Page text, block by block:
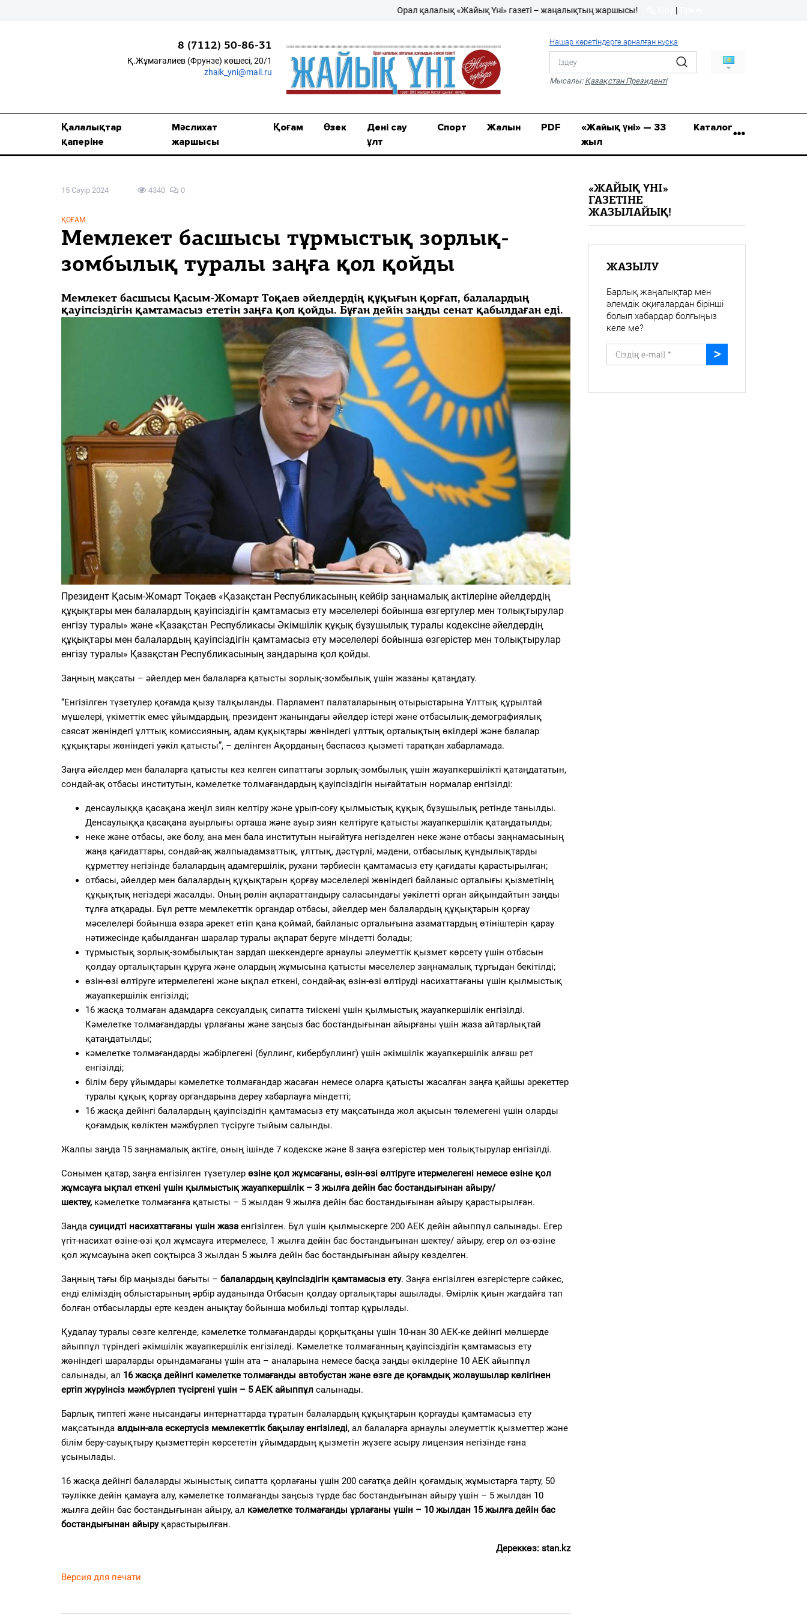
Мәслихат жаршысы
Дені сау ұлт
«Жайық үні» — 33 жыл
8 (7112) 50-86-31
Қ.Жұмағалиев (Фрунзе)
Орал қалалық «Жайық Үні» газеті – жаңалықтың жаршысы! |
8 (7112) 50-86-31
Қ.Жұмағалиев (Фрунзе) көшесі, 20/1
zhaik_yni@mail.ru
Нашар көретіндерге арналған нұсқа
Мысалы: Қазақстан Президенті
Қалалықтар
қаперіне
Мәслихат
жаршысы
Қоғам Өзек
Дені сау
ұлт
Спорт Жалын PDF
«Жайық үні» — 33
жыл
Каталог
15 Сәуір 2024 4340 0
ҚОҒАМ
Мемлекет басшысы тұрмыстық зорлық-
зомбылық туралы заңға қол қойды
Мемлекет басшысы Қасым-Жомарт Тоқаев әйелдердің құқығын қорғап, балалардың
қауіпсіздігін қамтамасыз ететін заңға қол қойды. Бұған дейін заңды сенат қабылдаған еді.
Президент Қасым-Жомарт Тоқаев «Қазақстан Республикасының кейбір заңнамалық актілеріне әйелдердің
құқықтары мен балалардың қауіпсіздігін қамтамасыз ету мәселелері бойынша өзгертулер мен толықтырулар
енгізу туралы» және «Қазақстан Республикасы Әкімшілік құқық бұзушылық туралы кодексіне әйелдердің
құқықтары мен балалардың қауіпсіздігін қамтамасыз ету мәселелері бойынша өзгерістер мен толықтырулар
енгізу туралы» Қазақстан Республикасының заңдарына қол қойды.
Заңның мақсаты – әйелдер мен балаларға қатысты зорлық-зомбылық үшін жазаны қатаңдату.
“Енгізілген түзетулер қоғамда қызу талқыланды. Парламент палаталарының отырыстарына Ұлттық құрылтай
мүшелері, үкіметтік емес ұйымдардың, президент жанындағы әйелдер істері және отбасылық-демографиялық
саясат жөніндегі ұлттық комиссияның, адам құқықтары жөніндегі ұлттық орталықтың өкілдері және балалар
құқықтары жөніндегі уәкіл қатысты”, – делінген Ақорданың баспасөз қызметі таратқан хабарламада.
Заңға әйелдер мен балаларға қатысты кез келген сипаттағы зорлық-зомбылық үшін жауапкершілікті қатаңдататын,
сондай-ақ отбасы институтын, кәмелетке толмағандардың қауіпсіздігін нығайтатын нормалар енгізілді:
денсаулыққа қасақана жеңіл зиян келтіру және ұрып-соғу қылмыстық құқық бұзушылық ретінде танылды.
Денсаулыққа қасақана ауырлығы орташа және ауыр зиян келтіруге қатысты жауапкершілік қатаңдатылды;
неке және отбасы, әке болу, ана мен бала институтын нығайтуға негізделген неке және отбасы заңнамасының
жаңа қағидаттары, сондай-ақ жалпыадамзаттық, ұлттық, дәстүрлі, мәдени, отбасылық құндылықтарды
құрметтеу негізінде балалардың адамгершілік, рухани тәрбиесін қамтамасыз ету қағидаты қарастырылған;
отбасы, әйелдер мен балалардың құқықтарын қорғау мәселелері жөніндегі байланыс орталығы қызметінің
құқықтық негіздері жасалды. Оның рөлін ақпараттандыру саласындағы уәкілетті орган айқындайтын заңды
тұлға атқарады. Бұл ретте мемлекеттік органдар отбасы, әйелдер мен балалардың құқықтарын қорғау
мәселелері бойынша өзара әрекет етіп қана қоймай, байланыс орталығына азаматтардың өтініштерін қарау
нәтижесінде қабылданған шаралар туралы ақпарат беруге міндетті болады;
тұрмыстық зорлық-зомбылықтан зардап шеккендерге арнаулы әлеуметтік қызмет көрсету үшін отбасын
қолдау орталықтарын құруға және олардың жұмысына қатысты мәселелер заңнамалық тұрғыдан бекітілді;
өзін-өзі өлтіруге итермелегені және ықпал еткені, сондай-ақ өзін-өзі өлтіруді насихаттағаны үшін қылмыстық
жауапкершілік енгізілді;
16 жасқа толмаған адамдарға сексуалдық сипатта тиіскені үшін қылмыстық жауапкершілік енгізілді.
Кәмелетке толмағандарды ұрлағаны және заңсыз бас бостандығынан айырғаны үшін жаза айтарлықтай
қатаңдатылды;
кәмелетке толмағандарды жәбірлегені (буллинг, кибербуллинг) үшін әкімшілік жауапкершілік алғаш рет
енгізілді;
білім беру ұйымдары кәмелетке толмағандар жасаған немесе оларға қатысты жасалған заңға қайшы әрекеттер
туралы құқық қорғау органдарына дереу хабарлауға міндетті;
16 жасқа дейінгі балалардың қауіпсіздігін қамтамасыз ету мақсатында жол ақысын төлемегені үшін оларды
қоғамдық көліктен мәжбүрлеп түсіруге тыйым салынды.
Жалпы заңда 15 заңнамалық актіге, оның ішінде 7 кодекске және 8 заңға өзгерістер мен толықтырулар енгізілді.
Сонымен қатар, заңға енгізілген түзетулер өзіне қол жұмсағаны, өзін-өзі өлтіруге итермелегені немесе өзіне қол
жұмсауға ықпал еткені үшін қылмыстық жауапкершілік – 3 жылға дейін бас бостандығынан айыру/
шектеу, кәмелетке толмағанға қатысты – 5 жылдан 9 жылға дейін бас бостандығынан айыру қарастырылған.
Заңда суицидті насихаттағаны үшін жаза енгізілген. Бұл үшін қылмыскерге 200 АЕК дейін айыппұл салынады. Егер
үгіт-насихат өзіне-өзі қол жұмсауға итермелесе, 1 жылға дейін бас бостандығынан шектеу/ айыру, егер ол өз-өзіне
қол жұмсауына әкеп соқтырса 3 жылдан 5 жылға дейін бас бостандығынан айыру көзделген.
Заңның тағы бір маңызды бағыты – балалардың қауіпсіздігін қамтамасыз ету. Заңға енгізілген өзгерістерге сәйкес,
енді еліміздің облыстарының әрбір ауданында Отбасын қолдау орталықтары ашылады. Өмірлік қиын жағдайға тап
болған отбасыларды ерте кезден анықтау бойынша мобильді топтар құрылады.
Қудалау туралы сөзге келгенде, кәмелетке толмағандарды қорқытқаны үшін 10-нан 30 АЕК-ке дейінгі мөлшерде
айыппұл түріндегі әкімшілік жауапкершілік енгізіледі. Кәмелетке толмағанның қауіпсіздігін қамтамасыз ету
жөніндегі шараларды орындамағаны үшін ата – аналарына немесе басқа заңды өкілдеріне 10 АЕК айыппұл
салынады, ал 16 жасқа дейінгі кәмелетке толмағанды автобустан және өзге де қоғамдық жолаушылар көлігінен
ертіп жүруінсіз мәжбүрлеп түсіргені үшін – 5 АЕК айыппұл салынады.
Барлық типтегі және нысандағы интернаттарда тұратын балалардың құқықтарын қорғауды қамтамасыз ету
мақсатында алдын-ала ескертусіз мемлекеттік бақылау енгізіледі, ал балаларға арнаулы әлеуметтік қызметтер және
білім беру-сауықтыру қызметтерін көрсететін ұйымдардың қызметін жүзеге асыру лицензия негізінде ғана
ұсынылады.
16 жасқа дейінгі балаларды жыныстық сипатта қорлағаны үшін 200 сағатқа дейін қоғамдық жұмыстарға тарту, 50
тәулікке дейін қамауға алу, кәмелетке толмағанды заңсыз түрде бас бостандығынан айыру үшін – 5 жылдан 10
жылға дейін бас бостандығынан айыру, ал кәмелетке толмағанды ұрлағаны үшін – 10 жылдан 15 жылға дейін бас
бостандығынан айыруқарастырылған.
Дереккөз: stan.kz
Версия для печати
«ЖАЙЫҚ ҮНІ»
ГАЗЕТІНЕ
ЖАЗЫЛАЙЫҚ!
ЖАЗЫЛУ
Барлық жаңалықтар мен
әлемдік оқиғалардан бірінші
болып хабардар болғыңыз
келе ме?